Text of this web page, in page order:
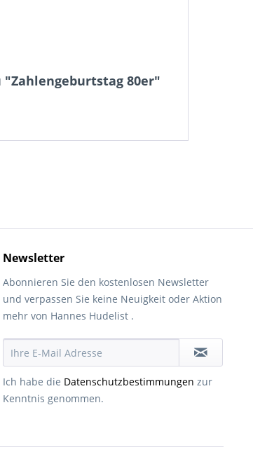
80er"
Newsletter
Abonnieren Sie den kostenlosen Newsletter
und verpassen Sie keine Neuigkeit oder Aktion
mehr von Hannes Hudelist .
Ich habe die Datenschutzbestimmungen zur
Kenntnis genommen.